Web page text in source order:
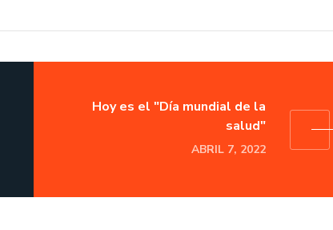
Hoy es el "Día mundial de la
salud"
ABRIL 7, 2022